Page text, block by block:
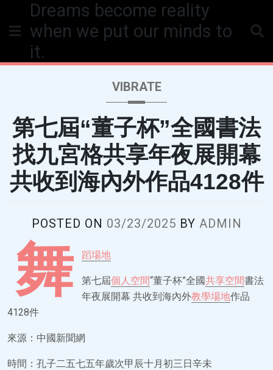
content
Dreams become reality
when we put our minds to
it.
VIBRATE
第七屆“董子杯”全國書法
找九宮格共享年夜展開幕
共收到海內外作品4128件
POSTED ON 03/23/2025 BY ADMIN
舞 蹈場地
第七屆個人空間“董子杯”全國共享空間書法
年夜展開幕 共收到海內外教學場地作品
4128件
來源：中國新聞網
時間：孔子二五七五年歲次甲辰十月初三日辛未